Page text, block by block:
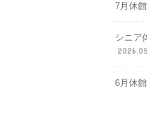
7月休
シニア
6月休